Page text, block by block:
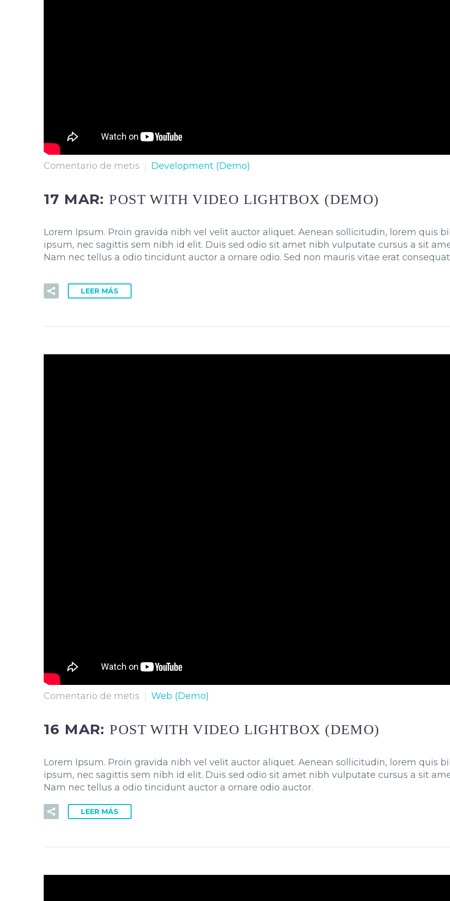
Comentario de metis Development (Demo)
17 MAR:POST WITH VIDEO LIGHTBOX (DEMO)
Lorem Ipsum. Proin gravida nibh vel velit auctor aliquet. Aenean sollicitudin, lorem quis
ipsum, nec sagittis sem nibh id elit. Duis sed odio sit amet nibh vulputate cursus a sit
Nam nec tellus a odio tincidunt auctor a ornare odio. Sed non mauris vitae erat
LEER MÁS
Comentario de metis Web (Demo)
16 MAR:POST WITH VIDEO LIGHTBOX (DEMO)
Lorem Ipsum. Proin gravida nibh vel velit auctor aliquet. Aenean sollicitudin, lorem quis
ipsum, nec sagittis sem nibh id elit. Duis sed odio sit amet nibh vulputate cursus a sit
Nam nec tellus a odio tincidunt auctor a ornare odio auctor.
LEER MÁS